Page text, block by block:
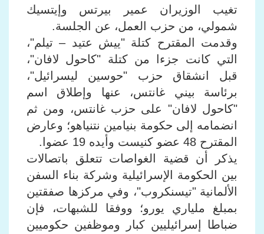
تغيب الوزيران عمير بيرتس وإيتسيك
شمولي، من حزب العمل، عن الجلسة.
وقدمت المقترح كتلة "ييش عتيد – تيلم"،
التي كانت جزءا من كتلة "كاحول لافان"،
قبل انشقاق حزب "حوسين ليسرائيل"،
برئاسة بيني غانتس، عنها وإطلاق اسم
"كاحول لافان" على حزب غانتس، ومن ثم
انضمامه إلى حكومة بنيامين نتنياهو؛ وعارض
المقترح 48 عضو كنيست وأيده 19 عضوا.
يذكر أن قضية الغواصات تتعلق باتصالات
بين الحكومة الإسرائيلية وشركة بناء السفن
الألمانية "تيسنكروب"، وفي مركزها صفقتين
بمبلغ ملياري يورو؛ ووفقا للشبهات، فإن
ضباطا إسرائيليين كبار وموظفين حكوميين